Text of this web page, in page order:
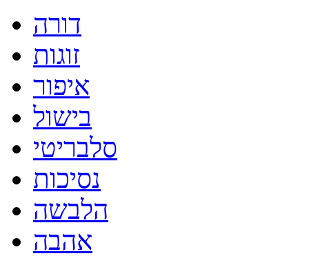
דורה
זוגות
איפור
בישול
סלבריטי
נסיכות
הלבשה
אהבה